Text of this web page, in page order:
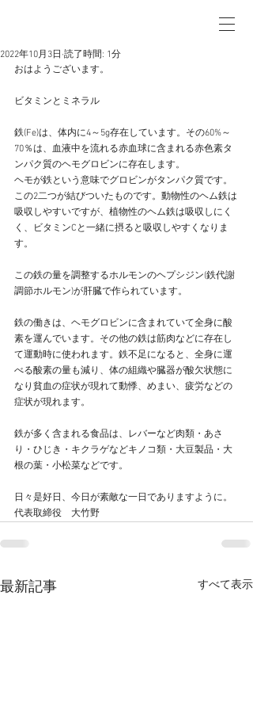
2022年10月3日 読了時間: 1分
おはようございます。
ビタミンとミネラル
鉄(Fe)は、体内に4～5g存在しています。その60%～
70％は、血液中を流れる赤血球に含まれる赤色素タ
ンパク質のヘモグロビンに存在します。
ヘモが鉄という意味でグロビンがタンパク質です。
この2二つが結びついたものです。動物性のヘム鉄は
吸収しやすいですが、植物性のヘム鉄は吸収しにく
く、ビタミンCと一緒に摂ると吸収しやすくなりま
す。
この鉄の量を調整するホルモンのヘプシジン(鉄代謝
調節ホルモン)が肝臓で作られています。
鉄の働きは、ヘモグロビンに含まれていて全身に酸
素を運んでいます。その他の鉄は筋肉などに存在し
て運動時に使われます。鉄不足になると、全身に運
べる酸素の量も減り、体の組織や臓器が酸欠状態に
なり貧血の症状が現れて動悸、めまい、疲労などの
症状が現れます。
鉄が多く含まれる食品は、レバーなど肉類・あさ
り・ひじき・キクラゲなどキノコ類・大豆製品・大
根の葉・小松菜などです。
日々是好日、今日が素敵な一日でありますように。
代表取締役　大竹野
最新記事 すべて表示